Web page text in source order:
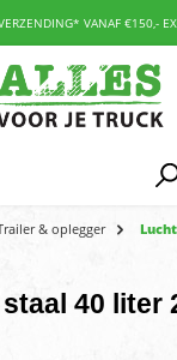
VANAF €150,-
& oplegger
40 liter